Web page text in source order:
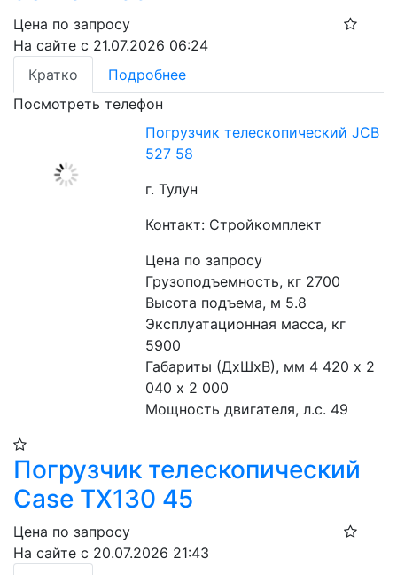
Цена по запросу
На сайте с 21.07.2026 06:24
Кратко
Подробнее
Посмотреть телефон
Погрузчик телескопический JCB
527 58
г. Тулун
Контакт: Стройкомплект
Цена по запросу
Грузоподъемность, кг 2700
Высота подъема, м 5.8
Эксплуатационная масса, кг
5900
Габариты (ДхШхВ), мм 4 420 х 2
040 х 2 000
Мощность двигателя, л.с. 49
Погрузчик телескопический
Case TX130 45
Цена по запросу
На сайте с 20.07.2026 21:43